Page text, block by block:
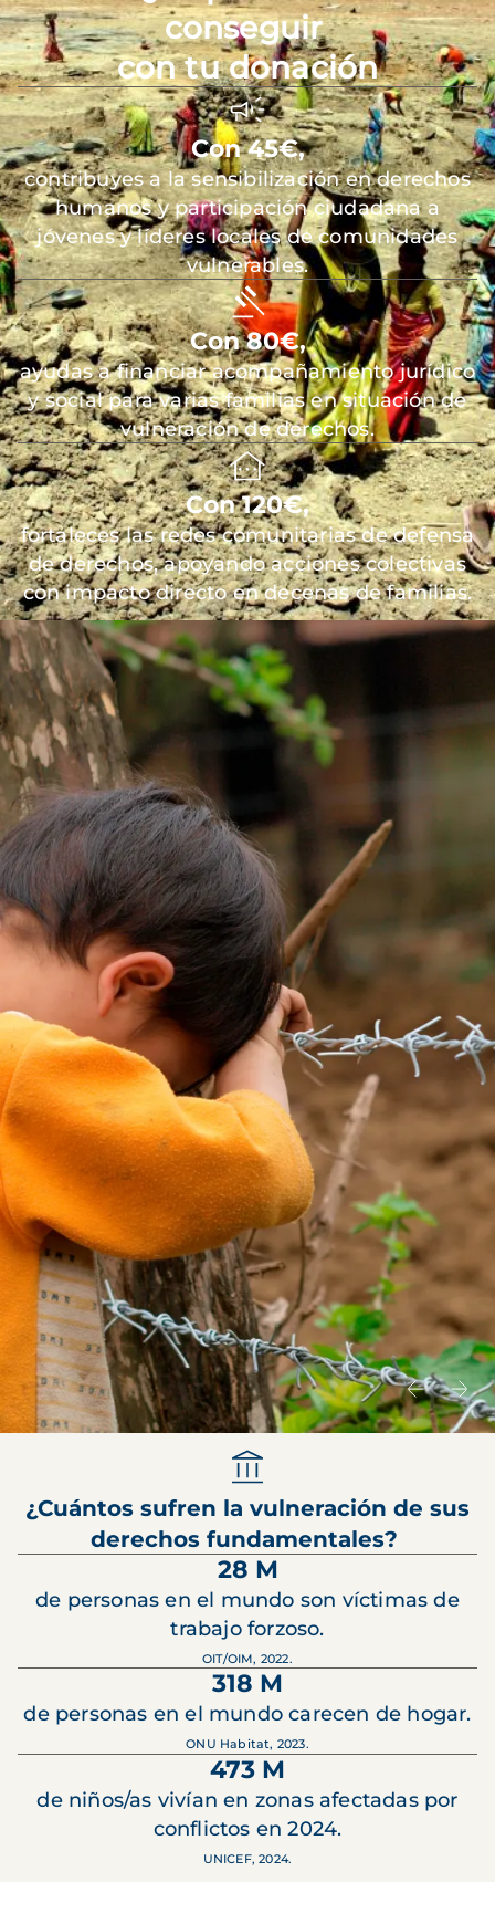
conseguir
con tu donación
Con 45€,
contribuyes a la sensibilización en derechos
humanos y participación ciudadana a
jóvenes y líderes locales de comunidades
vulnerables.
Con 80€,
ayudas a financiar acompañamiento jurídico
y social para varias familias en situación de
vulneración de derechos.
Con 120€,
fortaleces las redes comunitarias de defensa
de derechos, apoyando acciones colectivas
con impacto directo en decenas de familias.
¿Cuántos sufren la vulneración de sus
derechos fundamentales?
28 M
de personas en el mundo son víctimas de
trabajo forzoso.
OIT/OIM, 2022.
318 M
de personas en el mundo carecen de hogar.
ONU Habitat, 2023.
473 M
de niños/as vivían en zonas afectadas por
conflictos en 2024.
UNICEF, 2024.